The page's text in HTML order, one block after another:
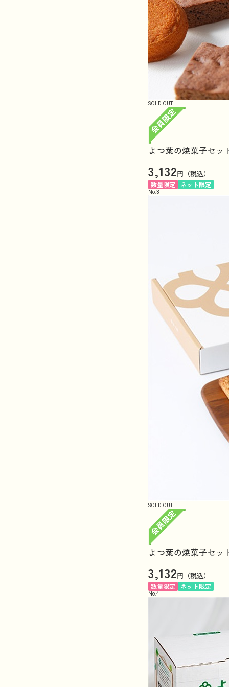
SOLD OUT
よつ葉の焼菓子セッ
3,132円（税込）
数量限定 ネット限定
No.3
SOLD OUT
よつ葉の焼菓子セッ
3,132円（税込）
数量限定 ネット限定
No.4